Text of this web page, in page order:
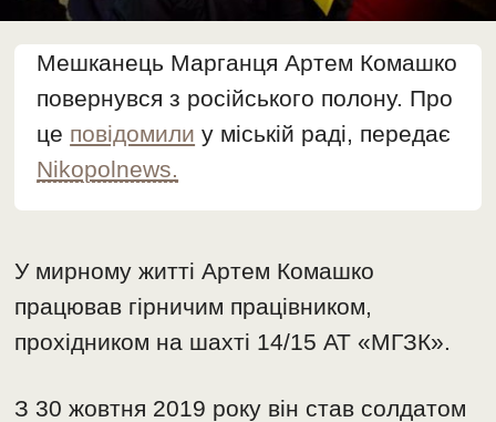
Мешканець Марганця Артем Комашко
повернувся з російського полону. Про
це повідомили у міській раді, передає
Nikopolnews.
У мирному житті Артем Комашко
працював гірничим працівником,
прохідником на шахті 14/15 АТ «МГЗК».
З 30 жовтня 2019 року він став солдатом